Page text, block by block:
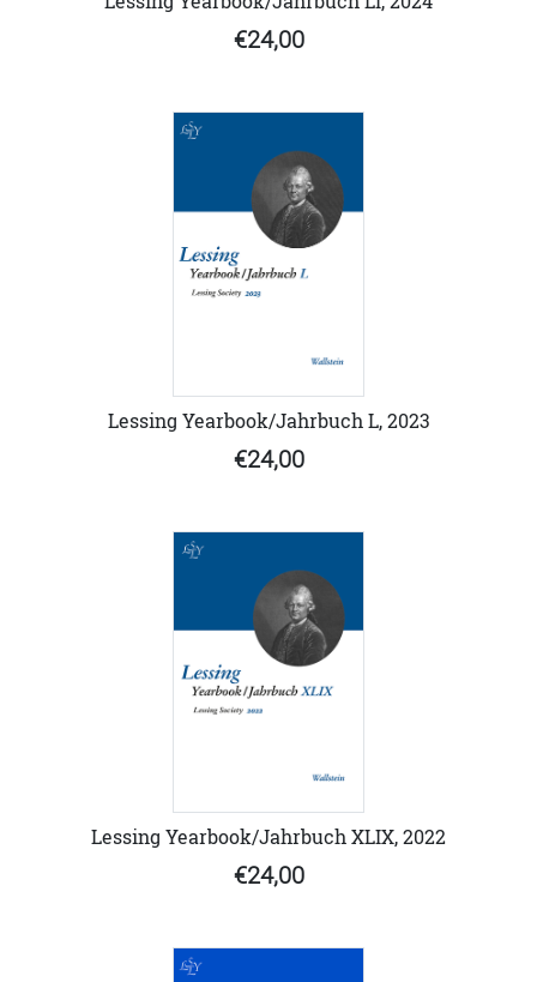
€24,00
Lessing Yearbook/Jahrbuch L, 2023
€24,00
Lessing Yearbook/Jahrbuch XLIX, 2022
€24,00